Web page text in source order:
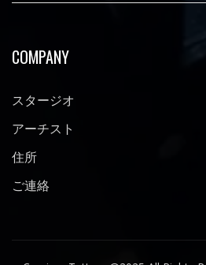
COMPANY
スタージオ
アーチスト
住所
ご連絡